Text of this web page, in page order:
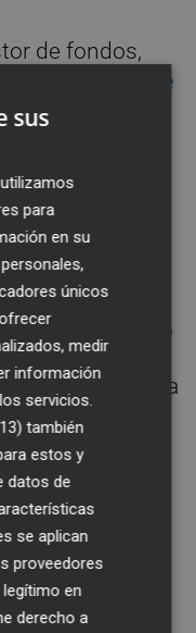
de fondos,
septiembre que
en tierras
que tenía
Francia e
de alcanzar la
año,
de
enorme
Reino Unido,
100.000
-al cambio cerca
euros-",
más grande
las acciones
sus
para
en su
únicos
medir
información
servicios.
también
estos y
datos de
se aplican
proveedores
en
derecho a